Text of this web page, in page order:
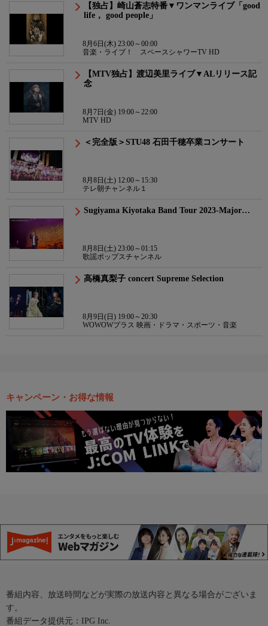
【独占】崎山蒼志特番▼ワンマンライブ「good
life， good people」
8月6日(木) 23:00～00:00
音楽・ライブ！ スペースシャワーTV HD
【MTV独占】渡辺美里ライブ▼ALリリース記
念
8月7日(金) 19:00～22:00
MTV HD
＜完全版＞STU48 石田千穂卒業コンサート
8月8日(土) 12:00～15:30
テレ朝チャンネル１
Sugiyama Kiyotaka Band Tour 2023-Major…
8月8日(土) 23:00～01:15
歌謡ポップスチャンネル
高橋真梨子 concert Supreme Selection
8月9日(日) 19:00～20:30
WOWOWプラス 映画・ドラマ・スポーツ・音楽
キャンペーン・お得な情報
番組内容、放送時間などが実際の放送内容と異なる場合がございま
す。
番組データ提供元：IPG Inc.